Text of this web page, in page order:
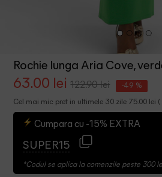
Rochie lunga Aria Cove,
63.00 lei 122.90 lei -49 %
Cel mai mic pret in ultimele 30 zile 75.00 lei (
Cumpara cu -15% EXTRA
SUPER15
*Codul se aplica la comenzile peste 300